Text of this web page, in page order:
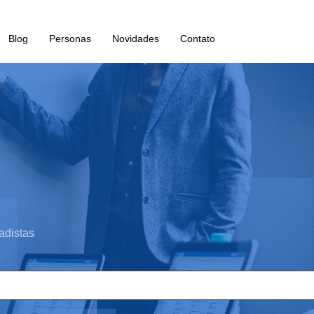
Blog Personas Novidades Contato